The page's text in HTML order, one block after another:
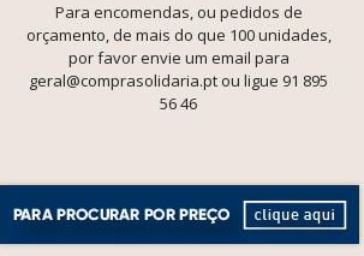
Para encomendas, ou pedidos de
orçamento, de mais do que 100 unidades,
por favor envie um email para
geral@comprasolidaria.pt ou ligue 91 895
56 46